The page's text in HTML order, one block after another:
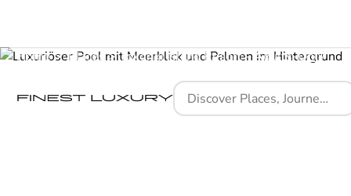
Home Places Tokoriki Island Resort - Adults-Only